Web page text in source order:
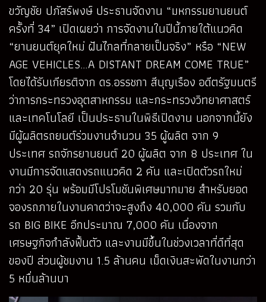
ขวัญชัย ปภัสร์พงษ์ ประธานจัดงาน “มหกรรมยานยนต์
ครั้งที่ 34” เปิดเผยว่า การจัดงานในปีนี้ภายใต้แนวคิด
“ยานยนต์ยุคใหม่ ฝันไกลที่กลายเป็นจริง” หรือ “NEW
AGE VEHICLES…A DISTANT DREAM COME TRUE”
โดยได้รับเกียรติจาก ดร.อรรชกา สีบุญเรือง อดีตรัฐมนตรี
ว่าการกระทรวงอุตสาหกรรม และกระทรวงวิทยาศาสตร์
และเทคโนโลยี เป็นประธานในพิธีเปิดงาน นอกจากนี้ยัง
มีผู้ผลิตรถยนต์ร่วมงานจำนวน 35 ผู้ผลิต จาก 9
ประเทศ รถจักรยานยนต์ 20 ผู้ผลิต จาก 8 ประเทศ ใน
งานมีการจัดแสดงรถแนวคิด 2 คัน และเปิดตัวรถใหม่
กว่า 20 รุ่น พร้อมมีโปรโมชันพิเศษมากมาย สำหรับยอด
จองรถภายในงานคาดว่าจะสูงถึง 40,000 คัน รวมกับ
รถ BIG BIKE อีกประมาณ 7,000 คัน เนื่องจาก
เศรษฐกิจกำลังฟื้นตัว และงานมีขึ้นในช่วงเวลาที่ดีที่สุด
ของปี ส่วนผู้ชมงาน 1.5 ล้านคน เม็ดเงินสะพัดในงานกว่า
5 หมื่นล้านบา